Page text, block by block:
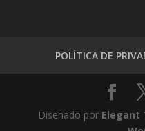
POLÍTICA DE
Diseñado por Elegant